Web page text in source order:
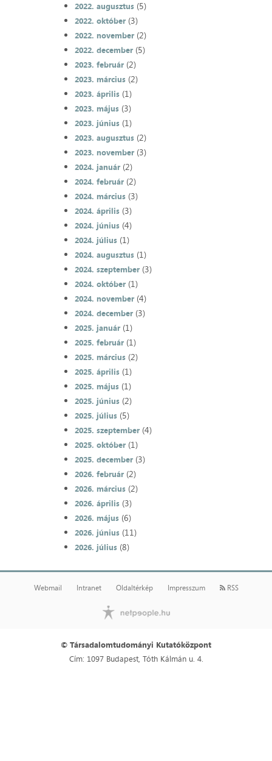
2022. augusztus(5)
2022. október(3)
2022. november(2)
2022. december(5)
2023. február(2)
2023. március(2)
2023. április(1)
2023. május(3)
2023. június(1)
2023. augusztus(2)
2023. november(3)
2024. január(2)
2024. február(2)
2024. március(3)
2024. április(3)
2024. június(4)
2024. július(1)
2024. augusztus(1)
2024. szeptember(3)
2024. október(1)
2024. november(4)
2024. december(3)
2025. január(1)
2025. február(1)
2025. március(2)
2025. április(1)
2025. május(1)
2025. június(2)
2025. július(5)
2025. szeptember(4)
2025. október(1)
2025. december(3)
2026. február(2)
2026. március(2)
2026. április(3)
2026. május(6)
2026. június(11)
2026. július(8)
Webmail Intranet Oldaltérkép Impresszum RSS
© Társadalomtudományi Kutatóközpont
Cím: 1097 Budapest, Tóth Kálmán u. 4.